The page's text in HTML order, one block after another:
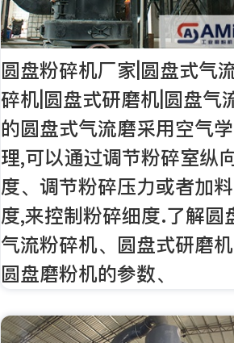
圆盘粉碎机厂家|圆盘式气
碎机|圆盘式研磨机|圆盘气
的圆盘式气流磨采用空气
理,可以通过调节粉碎室纵
度、调节粉碎压力或者加
度,来控制粉碎细度.了解圆
气流粉碎机、圆盘式研磨机
圆盘磨粉机的参数、